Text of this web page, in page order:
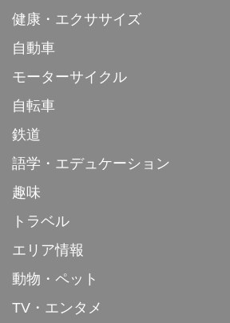
健康・エクササイズ
自動車
モーターサイクル
自転車
鉄道
語学・エデュケーション
趣味
トラベル
エリア情報
動物・ペット
TV・エンタメ